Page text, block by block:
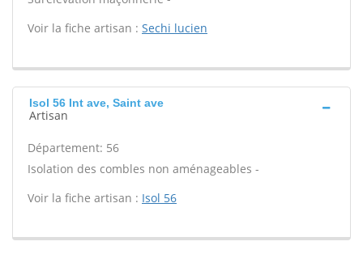
Voir la fiche artisan : Sechi lucien
Isol 56 Int ave, Saint ave
Artisan
Département: 56
Isolation des combles non aménageables -
Voir la fiche artisan : Isol 56